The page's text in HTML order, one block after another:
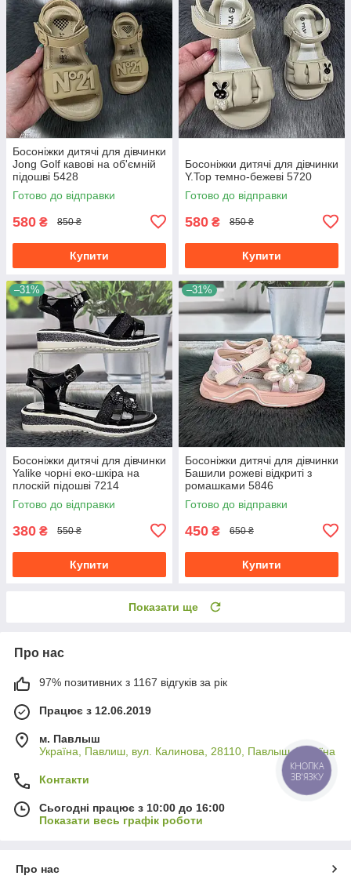
Босоніжки дитячі для дівчинки
Jong Golf кавові на об'ємній
підошві 5428
Готово до відправки
580 ₴ 850 ₴
Купити
Босоніжки дитячі для дівчинки
Y.Top темно-бежеві 5720
Готово до відправки
580 ₴ 850 ₴
Купити
–31%
Босоніжки дитячі для дівчинки
Yalike чорні еко-шкіра на
плоскій підошві 7214
Готово до відправки
380 ₴ 550 ₴
Купити
–31%
Босоніжки дитячі для дівчинки
Башили рожеві відкриті з
ромашками 5846
Готово до відправки
450 ₴ 650 ₴
Купити
Показати ще
Про нас
97% позитивних з 1167 відгуків за рік
Працює з 12.06.2019
м. Павлыш
Україна, Павлиш, вул. Калинова, 28110, Павлыш, Україна
Контакти
Сьогодні працює з 10:00 до 16:00
Показати весь графік роботи
Про нас
КНОПКА
ЗВ'ЯЗКУ